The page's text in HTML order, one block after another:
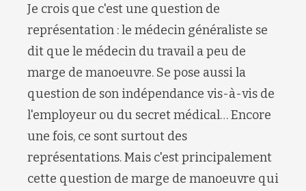
Je crois que c'est une question de
représentation : le médecin généraliste se
dit que le médecin du travail a peu de
marge de manoeuvre. Se pose aussi la
question de son indépendance vis-à-vis de
l'employeur ou du secret médical… Encore
une fois, ce sont surtout des
représentations. Mais c'est principalement
cette question de marge de manoeuvre qui